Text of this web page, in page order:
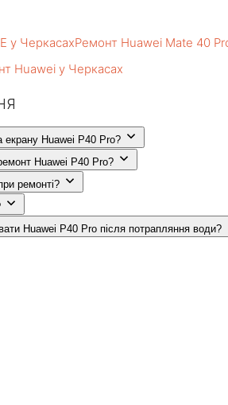
у ЧеркасахРемонт Huawei Mate 40
Huawei у Черкасах
екрану Huawei P40 Pro?
Huawei P40 Pro?
ремонті?
Huawei P40 Pro після потрапляння води?